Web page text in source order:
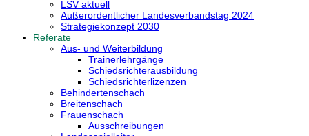
LSV aktuell
Außerordentlicher Landesverbandstag 2024
Strategiekonzept 2030
Referate
Aus- und Weiterbildung
Trainerlehrgänge
Schiedsrichterausbildung
Schiedsrichterlizenzen
Behindertenschach
Breitenschach
Frauenschach
Ausschreibungen